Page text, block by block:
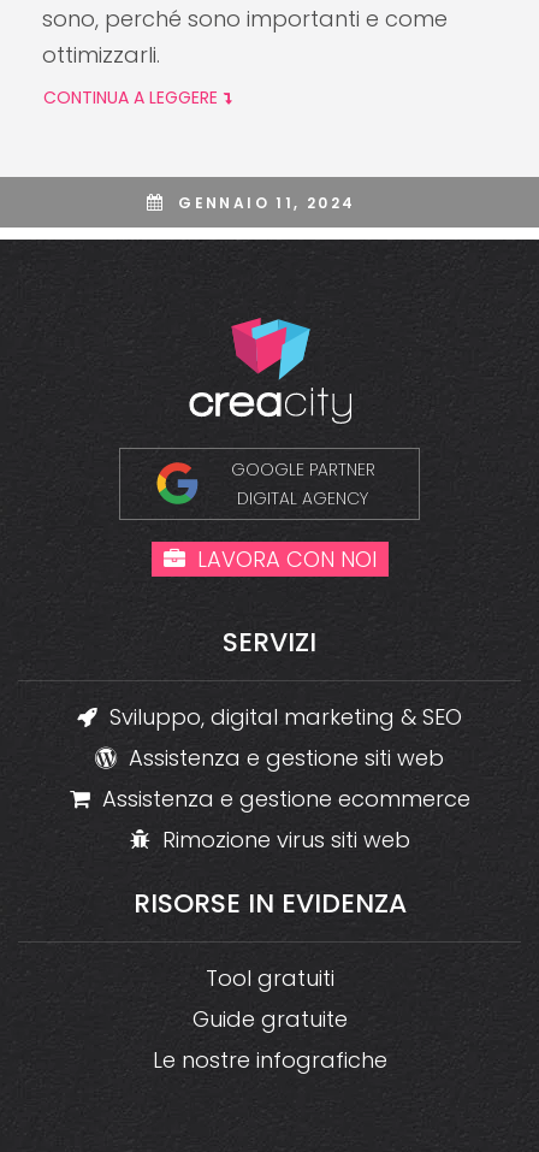
sono, perché sono importanti e come
ottimizzarli.
CONTINUA A LEGGERE
GENNAIO 11, 2024
SERVIZI
Sviluppo, digital marketing & SEO
Assistenza e gestione siti web
Assistenza e gestione ecommerce
Rimozione virus siti web
GOOGLE PARTNER
DIGITAL AGENCY
LAVORA CON NOI
RISORSE IN EVIDENZA
Tool gratuiti
Guide gratuite
Le nostre infografiche